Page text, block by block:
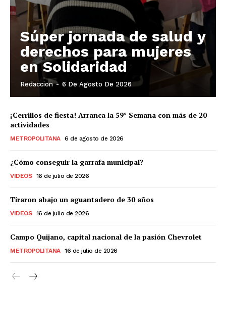
Súper jornada de salud y
derechos para mujeres
en Solidaridad
Redaccion - 6 De Agosto De 2026
¡Cerrillos de fiesta! Arranca la 59° Semana con más de 20
actividades
METROPOLITANA 6 de agosto de 2026
¿Cómo conseguir la garrafa municipal?
VIDEOS 16 de julio de 2026
Tiraron abajo un aguantadero de 30 años
VIDEOS 16 de julio de 2026
Campo Quijano, capital nacional de la pasión Chevrolet
METROPOLITANA 16 de julio de 2026